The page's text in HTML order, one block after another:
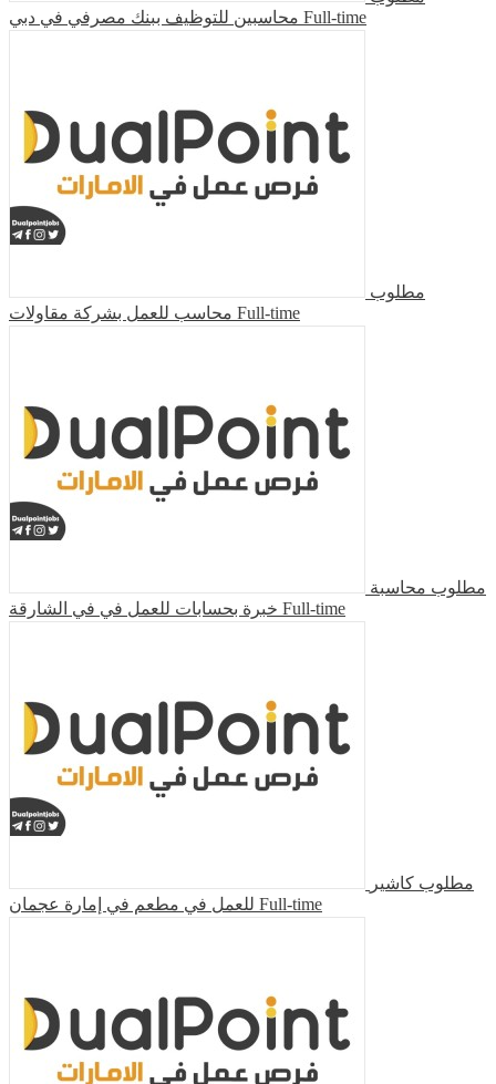
محاسبين للتوظيف ببنك مصرفي في دبي Full-time
مطلوب
محاسب للعمل بشركة مقاولات Full-time
مطلوب محاسبة
خبرة بحسابات للعمل في في الشارقة Full-time
مطلوب كاشير
للعمل في مطعم في إمارة عجمان Full-time